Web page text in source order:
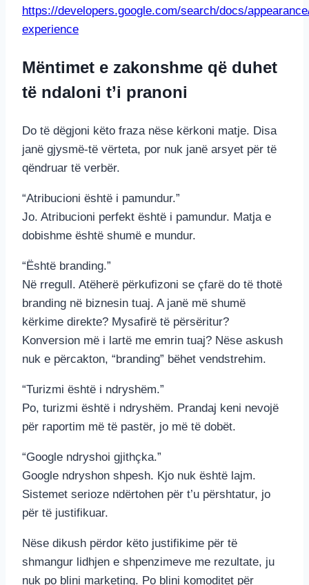
https://developers.google.com/search/docs/
experience
Mëntimet e zakonshme që duhet
të ndaloni t’i pranoni
Do të dëgjoni këto fraza nëse kërkoni matje. Disa
janë gjysmë-të vërteta, por nuk janë arsyet për të
qëndruar të verbër.
“Atribucioni është i pamundur.”
Jo. Atribucioni perfekt është i pamundur. Matja e
dobishme është shumë e mundur.
“Është branding.”
Në rregull. Atëherë përkufizoni se çfarë do të thotë
branding në biznesin tuaj. A janë më shumë
kërkime direkte? Mysafirë të përsëritur?
Konversion më i lartë me emrin tuaj? Nëse askush
nuk e përcakton, “branding” bëhet vendstrehim.
“Turizmi është i ndryshëm.”
Po, turizmi është i ndryshëm. Prandaj keni nevojë
për raportim më të pastër, jo më të dobët.
“Google ndryshoi gjithçka.”
Google ndryshon shpesh. Kjo nuk është lajm.
Sistemet serioze ndërtohen për t’u përshtatur, jo
për të justifikuar.
Nëse dikush përdor këto justifikime për të
shmangur lidhjen e shpenzimeve me rezultate, ju
nuk po blini marketing. Po blini komoditet për